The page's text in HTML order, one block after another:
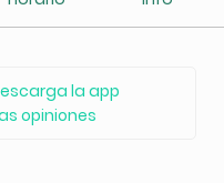
la app
opiniones